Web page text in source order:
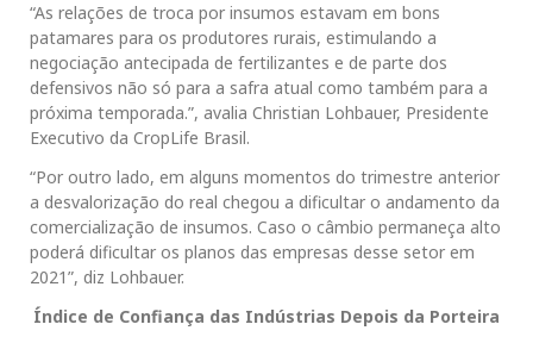
“As relações de troca por insumos estavam em bons
patamares para os produtores rurais, estimulando a
negociação antecipada de fertilizantes e de parte dos
defensivos não só para a safra atual como também para a
próxima temporada.”, avalia Christian Lohbauer, Presidente
Executivo da CropLife Brasil.
“Por outro lado, em alguns momentos do trimestre anterior
a desvalorização do real chegou a dificultar o andamento da
comercialização de insumos. Caso o câmbio permaneça alto
poderá dificultar os planos das empresas desse setor em
2021”, diz Lohbauer.
Índice de Confiança das Indústrias Depois da Porteira